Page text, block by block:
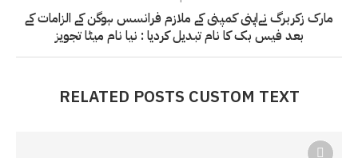
مارک زکربرگ نےاپنی کمپنی کے ملازم فرانسس ہوگن کے الزامات کے
بعد فیس بک کا نام تبدیل کردیا : نیا نام میٹا تجویز
RELATED POSTS CUSTOM TEXT